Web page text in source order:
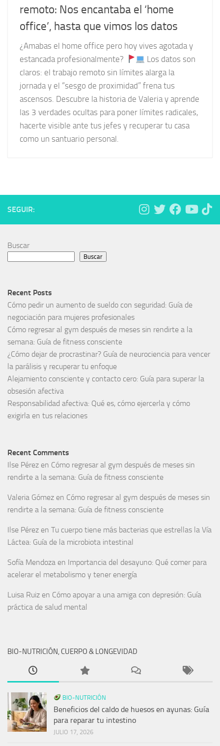
remoto: Nos encantaba el ‘home
office’, hasta que vimos los datos
¿Amabas el home office pero hoy vives agotada y
estancada profesionalmente?
Los datos son
claros: el trabajo remoto sin límites alarga la
jornada y el “sesgo de proximidad” frena tus
ascensos. Descubre la historia de Valeria y aprende
las 3 verdades ocultas para poner límites radicales,
hacerte visible ante tus jefes y recuperar tu casa
como un santuario personal.
SEGUIR:
Buscar
Buscar
Recent Posts
Cómo pedir un aumento de sueldo con seguridad: Guía de
negociación para mujeres profesionales
Cómo regresar al gym después de meses sin rendirte a la
semana: Guía de fitness consciente
¿Cómo dejar de procrastinar? Guía de neurociencia para vencer
la parálisis y recuperar tu enfoque
Alejamiento consciente y contacto cero: Guía para superar la
obsesión afectiva
Responsabilidad afectiva: Qué es, cómo ejercerla y cómo
exigirla en tus relaciones
Recent Comments
Ilse Pérez en Cómo regresar al gym después de meses sin
rendirte a la semana: Guía de fitness consciente
Valeria Gómez en Cómo regresar al gym después de meses sin
rendirte a la semana: Guía de fitness consciente
Ilse Pérez en Tu cuerpo tiene más bacterias que estrellas la Vía
Láctea: Guía de la microbiota intestinal
Sofía Mendoza en Importancia del desayuno: Qué comer para
acelerar el metabolismo y tener energía
Luisa Ruiz en Cómo apoyar a una amiga con depresión: Guía
práctica de salud mental
BIO-NUTRICIÓN, CUERPO & LONGEVIDAD
BIO-NUTRICIÓN
Beneficios del caldo de huesos en ayunas: Guía
para reparar tu intestino
JULIO 17, 2026